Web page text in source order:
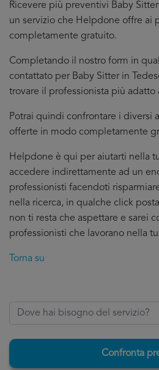
Ricevere più preventivi Baby
un servizio che Helpdone offre ai
completamente gratuito.
Completando il nostro form in
contattato per Baby Sitter in
trovare il professionista più adatto
Potrai quindi confrontare i diversi
offerte in modo completamente
Helpdone è qui per aiutarti nella
accedere indirettamente ad un
professionisti facendoti
nella ricerca, in qualche click
non ti resta che aspettare e sarei
professionisti che lavorano nella
Torna su
Confronta